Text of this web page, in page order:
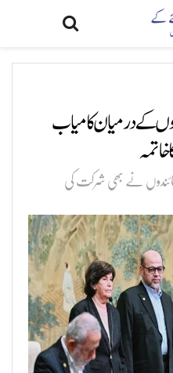
کے درمیان کامیاب
نے بھی شرکت کی